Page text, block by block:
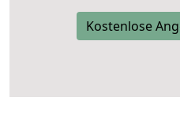
Kostenlose